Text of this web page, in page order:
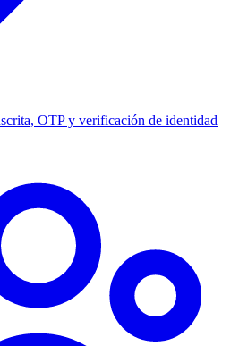
OTP y verificación de identidad